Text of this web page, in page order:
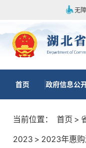
无
首页 政府信息公
当前位置： 首页 >
2023 > 2023年惠